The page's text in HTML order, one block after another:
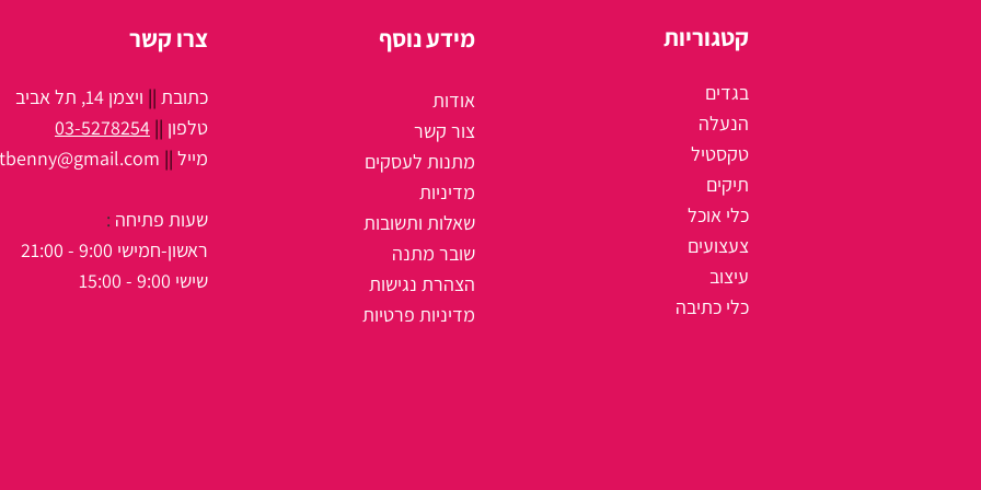
צרו קשר
כתובת || ויצמן 14, תל אביב
טלפון ||
03-5278254
|| מייל
שעות פתיחה :
ראשון-חמישי 9:00 - 21:00
שישי 9:00 - 15:00
מידע נוסף
אודות
צור קשר
מתנות לעסקים
מדיניות
שאלות ותשובות
שובר מתנה
הצהרת נגישות
מדיניות פרטיות
קטגוריות
בגדים
הנעלה
טקסטיל
תיקים
כלי אוכל
צעצועים
עיצוב
כלי כתיבה